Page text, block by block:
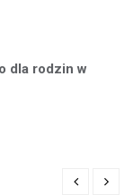
dla rodzin w